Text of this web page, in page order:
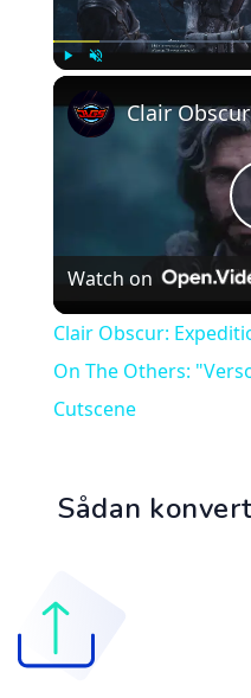
Watch on
Clair Obscur:
On The Others:
Cutscene
Sådan